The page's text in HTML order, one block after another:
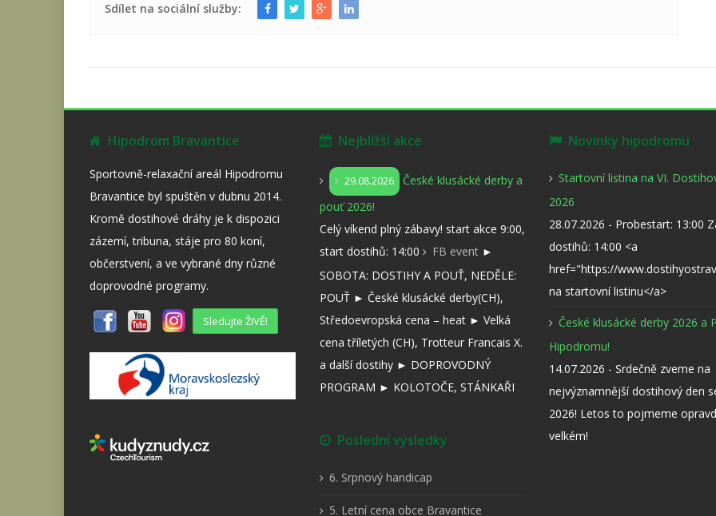
Sdílet na sociální služby:
Hipodrom Bravantice
Sportovně-relaxační areál Hipodromu
Bravantice byl spuštěn v dubnu 2014.
Kromě dostihové dráhy je k dispozici
zázemí, tribuna, stáje pro 80 koní,
občerstvení, a ve vybrané dny různé
doprovodné programy.
Sledujte ŽIVĚ!
Nejbližší akce
29.08.2026
České klusácké derby a
pouť 2026!
Celý víkend plný zábavy! start akce 9:00,
start dostihů: 14:00
FB event►
SOBOTA: DOSTIHY A POUŤ, NEDĚLE:
POUŤ ► České klusácké derby(CH),
Středoevropská cena – heat ► Velká
cena tříletých (CH), Trotteur Francais X.
a další dostihy ► DOPROVODNÝ
PROGRAM ► KOLOTOČE, STÁNKAŘI
Poslední výsledky
6. Srpnový handicap
5. Letní cena obce Bravantice
Novinky hipodromu
Startovní listina na VI.
2026
28.07.2026 - Probestart: 13:00
dostihů: 14:00 <a
href="https://
na startovní listinu</a>
České klusácké derby 2026 a
Hipodromu!
14.07.2026 - Srdečně zveme na
nejvýznamnější dostihový den
2026! Letos to pojmeme
velkém!